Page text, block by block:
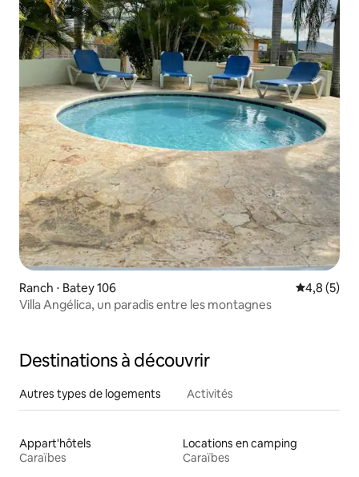
Ranch ⋅ Batey 106 Évaluation
4,8 (5)
Villa Angélica, un paradis entre les montagnes
Destinations à découvrir
Autres types de logements Activités
Appart'hôtels
Caraïbes
Locations en camping
Caraïbes